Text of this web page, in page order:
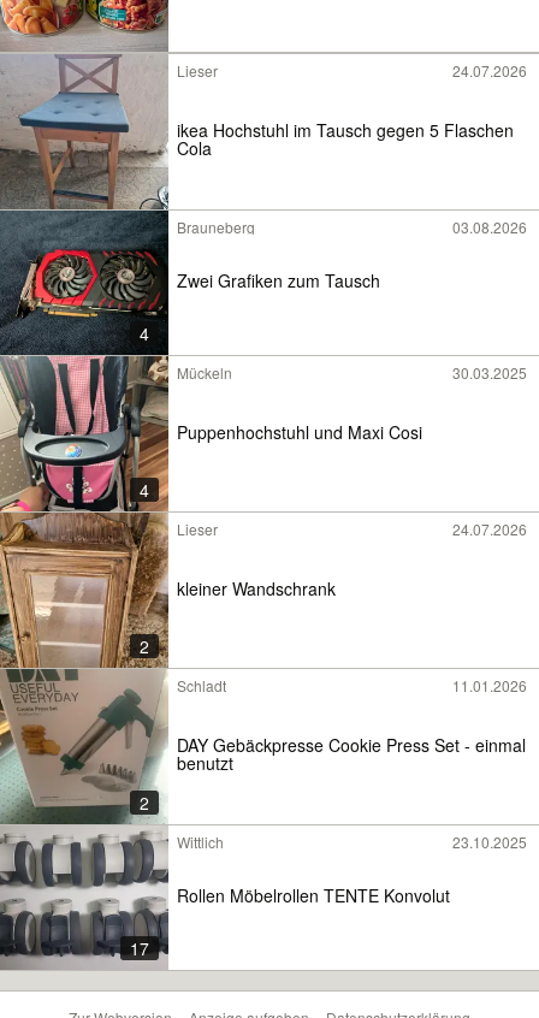
Lieser 24.07.2026
ikea Hochstuhl im Tausch gegen 5 Flaschen
Cola
4
Brauneberg 03.08.2026
Zwei Grafiken zum Tausch
4
Mückeln 30.03.2025
Puppenhochstuhl und Maxi Cosi
2
Lieser 24.07.2026
kleiner Wandschrank
2
Schladt 11.01.2026
DAY Gebäckpresse Cookie Press Set - einmal
benutzt
17
Wittlich 23.10.2025
Rollen Möbelrollen TENTE Konvolut